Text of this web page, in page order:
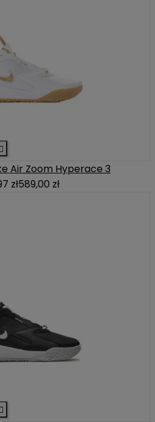

Air Zoom Hyperace 3
zł589,00 zł
